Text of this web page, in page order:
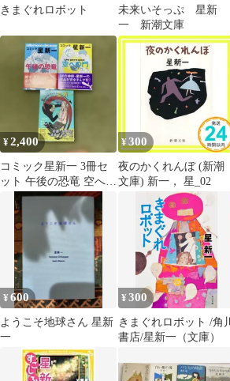
きまぐれロボット
未来いそっぷ 星新
一 新潮文庫
¥2,400
コミック星新一 3冊セ
ット 午後の恐竜 空への
門 親しげな悪魔
¥300
夜のかくれんぼ (新潮
文庫) 新一， 星_02
¥600
ようこそ地球さん 星新
一
¥300
きまぐれロボット /角川
書店/星新一（文庫）